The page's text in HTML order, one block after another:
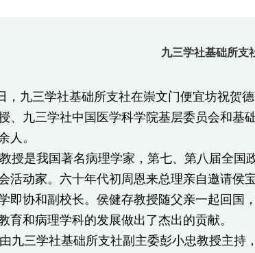
九三学社基础所支
九三学社基础所支社在崇文门便宜坊祝贺
、九三学社中国医学科学院基层委员会和基
人。
授是我国著名病理学家，第七、第八届全国
活动家。六十年代初周恩来总理亲自邀请侯
即协和副校长。侯健存教授随父亲一起回国
育和病理学科的发展做出了杰出的贡献。
九三学社基础所支社副主委彭小忠教授主持